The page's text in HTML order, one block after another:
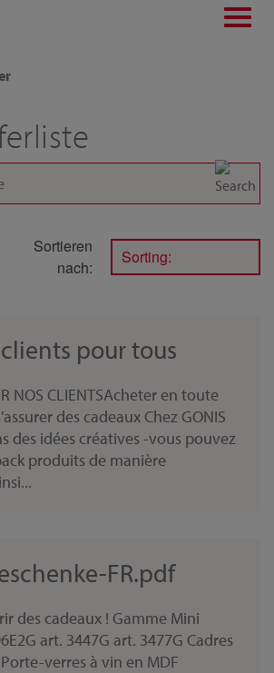
Sortieren
nach:
Sorting:
pour tous
NOS CLIENTSAcheter en toute
des cadeaux Chez GONIS
des idées créatives -vous pouvez
produits de manière
FR.pdf
des cadeaux ! Gamme Mini
art. 3447G art. 3477G Cadres
verres à vin en MDF